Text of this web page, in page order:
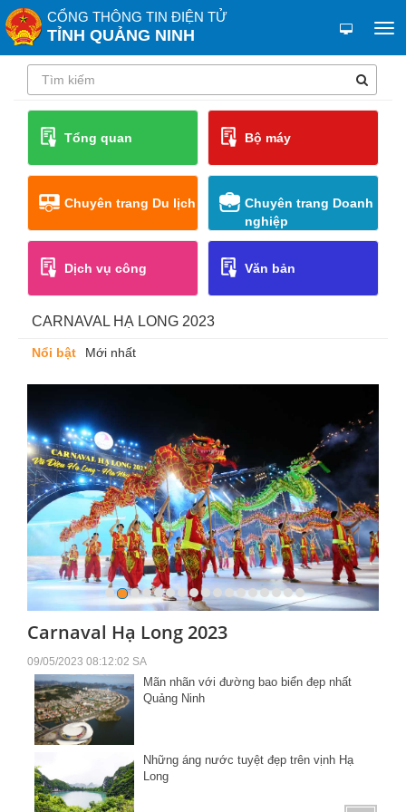
CỔNG THÔNG TIN ĐIỆN TỬ
TỈNH QUẢNG NINH
Tổng quan Bộ máy
Chuyên trang Du lịch
Chuyên trang Doanh
nghiệp
Dịch vụ công Văn bản
CARNAVAL HẠ LONG 2023
Nổi bật Mới nhất
Carnaval Hạ Long 2023
09/05/2023 08:12:02 SA
Mãn nhãn với đường bao biển đẹp nhất
Quảng Ninh
Những áng nước tuyệt đẹp trên vịnh Hạ
Long